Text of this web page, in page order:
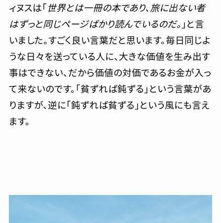
ィヌスは「世界とは一冊の本であり、旅に出ない者
はずっと同じページばかり読んでいるのだ。 」と言
いました。すごく良い言葉だと思います。毎日同じよ
うな日々を送っている人に、大きな価値を生み出す
事はできない、だから価値の対価であるお金が入っ
て来ないのです。「貧ずれば鈍ずる」という言葉があ
りますが、逆に「鈍ずれば貧ずる」という風にも言え
ます。